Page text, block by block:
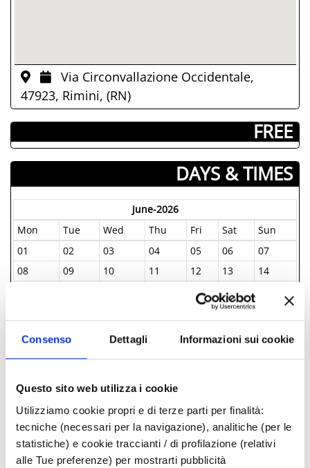
Consenso Dettagli Informazioni sui cookie
Questo sito web utilizza i cookie
Utilizziamo cookie propri e di terze parti per finalità:
tecniche (necessari per la navigazione), analitiche (per le
statistiche) e cookie traccianti / di profilazione (relativi
alle Tue preferenze) per mostrarti pubblicità
Via Circonvallazione Occidentale,
47923, Rimini, (RN)
­ FREE
DAYS & TIMES
June-2026
Mon
Tue Wed Thu Fri Sat
Sun
01
02 03 04 05 06
07
08
09 10 11 12 13
14
19 20
27
INFORMATIONS ­
Tourist Information Offices - IAT
+39 0541.51441